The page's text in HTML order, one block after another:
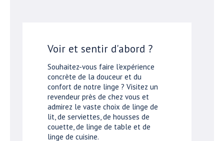
Voir et sentir d'abord ?
Souhaitez-vous faire l'expérience
concrète de la douceur et du
confort de notre linge ? Visitez un
revendeur près de chez vous et
admirez le vaste choix de linge de
lit, de serviettes, de housses de
couette, de linge de table et de
linge de cuisine.